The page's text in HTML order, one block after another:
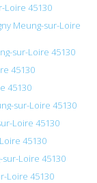
Loire 45130
Meung-sur-Loire
sur-Loire 45130
45130
45130
sur-Loire 45130
Loire 45130
45130
Loire 45130
Loire 45130